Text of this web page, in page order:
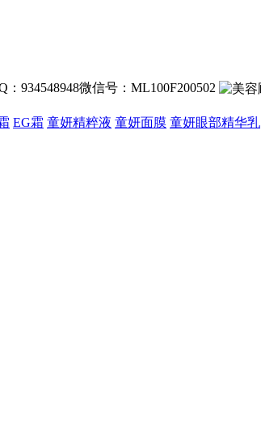
：934548948微信号：ML100F200502
EG霜 童妍精粹液 童妍面膜 童妍眼部精华乳